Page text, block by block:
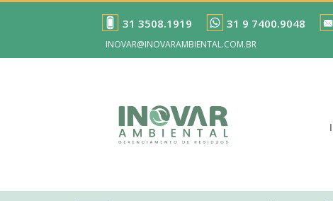
31 3508.1919 31 9 7400.9048
INOVAR@INOVARAMBIENTAL.COM.BR